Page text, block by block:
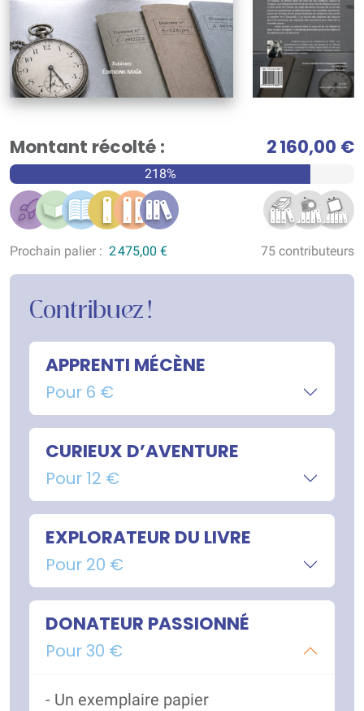
Montant récolté : 2 160,00 €
218%
Prochain palier : 2 475,00 € 75 contributeurs
Contribuez !
APPRENTI MÉCÈNE
Pour 6 €
CURIEUX D’AVENTURE
Pour 12 €
EXPLORATEUR DU LIVRE
Pour 20 €
DONATEUR PASSIONNÉ
Pour 30 €
- Un exemplaire papier